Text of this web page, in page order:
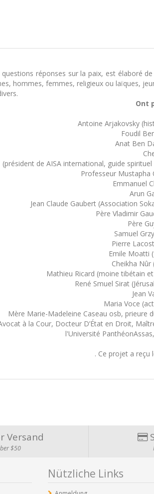
réponses sur la paix, est élaboré
hommes, femmes, religieux ou laïques,
Ont
Antoine Arjakovsky
Foudil
Anat Ben
(président de AISA international, guide
Professeur Mustapha
Emmanuel
Arun
Jean Claude Gaubert (Association
Père Vladimir
Père
Samuel
Pierre
Emile Moatti
Cheikha
Mathieu Ricard (moine tibétain
René Smuel Sirat
Jean
Maria Voce
Mère Marie-Madeleine Caseau osb, prieure
à la Cour, Docteur D’État en Droit,
l'Université
. Ce projet a reçu
Versand
$50
Nützliche Links